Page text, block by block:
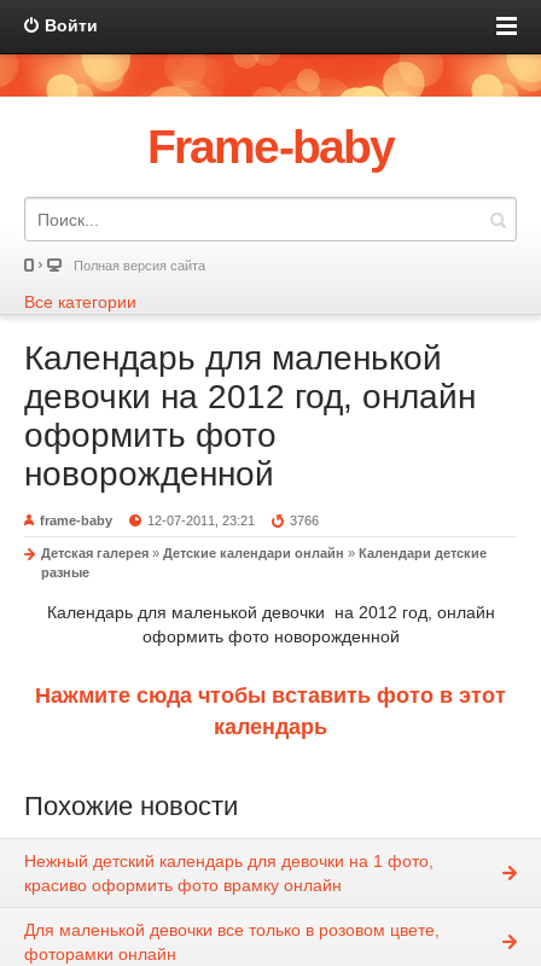
Войти
Frame-baby
Полная версия сайта
Все категории
Календарь для маленькой
девочки на 2012 год, онлайн
оформить фото
новорожденной
frame-baby 12-07-2011, 23:21 3766
Детская галерея » Детские календари онлайн » Календари детские
разные
Календарь для маленькой девочки на 2012 год, онлайн
оформить фото новорожденной
Нажмите сюда чтобы вставить фото в этот
календарь
Похожие новости
Нежный детский календарь для девочки на 1 фото,
красиво оформить фото врамку онлайн
Для маленькой девочки все только в розовом цвете,
фоторамки онлайн